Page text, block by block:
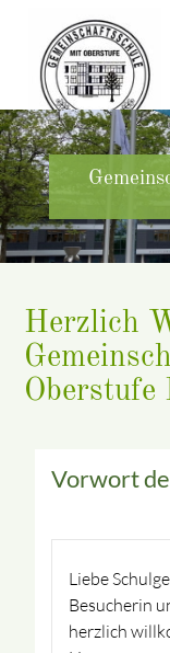
Herzlich
Oberstufe
Vorwort
Liebe
Besucherin
herzlich